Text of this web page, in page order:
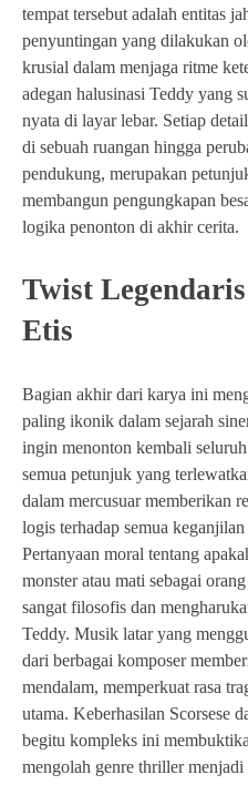
tempat tersebut adalah entitas
penyuntingan yang dilakukan
krusial dalam menjaga ritme
adegan halusinasi Teddy yang
nyata di layar lebar. Setiap
di sebuah ruangan hingga
pendukung, merupakan
membangun pengungkapan
logika penonton di akhir cerita.
Twist
Etis
Bagian akhir dari karya ini
paling ikonik dalam sejarah
ingin menonton kembali
semua petunjuk yang
dalam mercusuar memberikan
logis terhadap semua
Pertanyaan moral tentang
monster atau mati sebagai
sangat filosofis dan
Teddy. Musik latar yang
dari berbagai komposer
mendalam, memperkuat rasa
utama. Keberhasilan Scorsese
begitu kompleks ini
mengolah genre thriller